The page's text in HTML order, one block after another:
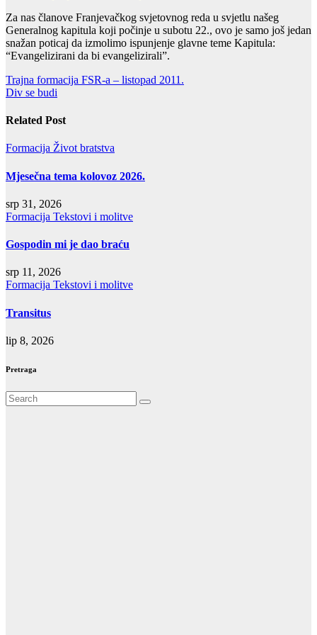
Za nas članove Franjevačkog svjetovnog reda u svjetlu našeg
Generalnog kapitula koji počinje u subotu 22., ovo je samo još jedan
snažan poticaj da izmolimo ispunjenje glavne teme Kapitula:
“Evangelizirani da bi evangelizirali”.
Navigacija
objava
Trajna formacija FSR-a – listopad 2011.
Div se budi
Related Post
Formacija Život bratstva
Mjesečna tema kolovoz 2026.
srp 31, 2026
Formacija Tekstovi i molitve
Gospodin mi je dao braću
srp 11, 2026
Formacija Tekstovi i molitve
Transitus
lip 8, 2026
Pretraga